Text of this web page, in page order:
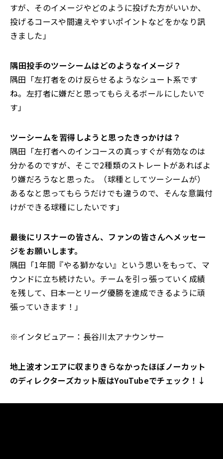
すが、そのイメージやどのように投げた方がいいか、
投げるコースや間違えやすいポイントなどをかなり訊
きました」
――隅田投手のツーシームはどのようなイメージ？
隅田「左打者をのけ反らせるようなシュート系です
ね。左打者に嫌だと思ってもらえるボールにしたいで
す」
――ツーシームを習得しようと思ったきっかけは？
隅田「左打者へのインコースの真っすぐが有効なのは
分かるのですが、そこで2種類のストレートがあればよ
り嫌だろうなと思った。（球種としてツーシームが）
あるなと思ってもらうだけでも違うので、そんな意識付
けができる球種にしたいです」
――最後にリスナーの皆さん、ファンの皆さんへメッセー
ジをお願いします。
隅田「1年間『やる獅かない』という思いをもって、マ
ウンドに立ち続けたい。チームを引っ張っていく成績
を残して、日本一とリーグ優勝を達成できるように頑
張っていきます！」
※インタビュアー：長谷川太アナウンサー
地上波オンエアに収まりきらなかったほぼノーカット
のディレクターズカット版はYouTubeでチェック！↓